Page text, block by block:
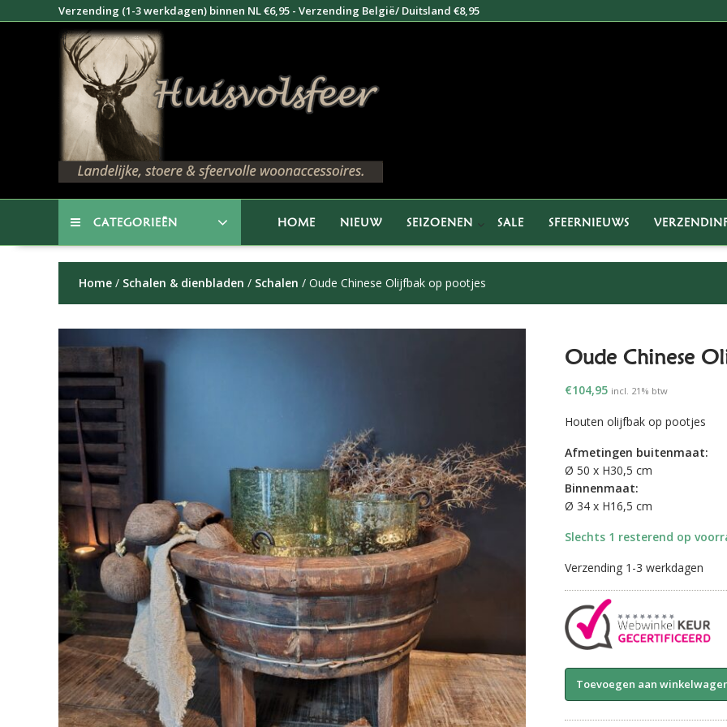
naar
Verzending (1-3 werkdagen) binnen NL €6,95 - Verzending België/ Duitsland €8,95
CATEGORIEËN HOME NIEUW SEIZOENEN SALE SFEERNIEUWS
Home / Schalen & dienbladen / Schalen / Oude Chinese Olijfbak op pootjes
Oude Chinese
€104,95 incl. 21% btw
Houten olijfbak op pootjes
Afmetingen buitenmaat:
Ø 50 x H30,5 cm
Binnenmaat:
Ø 34 x H16,5 cm
Slechts 1 resterend op
Verzending 1-3 werkdagen
Toevoegen aan